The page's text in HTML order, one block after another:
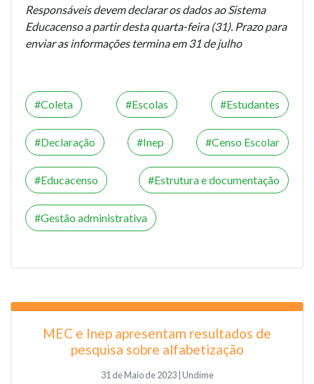
Responsáveis devem declarar os dados ao Sistema
Educacenso a partir desta quarta-feira (31). Prazo para
enviar as informações termina em 31 de julho
Coleta Escolas Estudantes
Declaração Inep Censo Escolar
Educacenso Estrutura e documentação
Gestão administrativa
MEC e Inep apresentam resultados de
pesquisa sobre alfabetização
31 de Maio de 2023 | Undime